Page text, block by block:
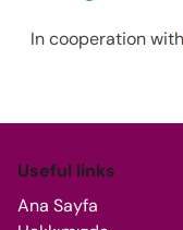
In cooperation with
Useful links
Ana Sayfa